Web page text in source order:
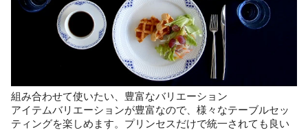
組み合わせて使いたい、豊富なバリエーション
アイテムバリエーションが豊富なので、様々なテーブルセッ
ティングを楽しめます。プリンセスだけで統一されても良い